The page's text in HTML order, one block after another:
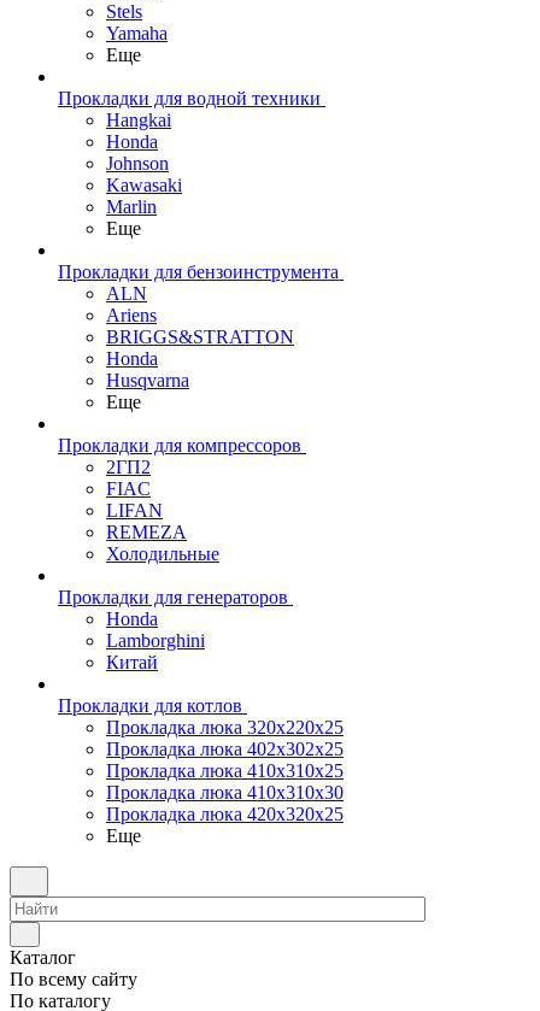
Stels
Yamaha
Еще
Прокладки для водной техники
Hangkai
Honda
Johnson
Kawasaki
Marlin
Еще
Прокладки для бензоинструмента
ALN
Ariens
BRIGGS&STRATTON
Honda
Husqvarna
Еще
Прокладки для компрессоров
2ГП2
FIAC
LIFAN
REMEZA
Холодильные
Прокладки для генераторов
Honda
Lamborghini
Китай
Прокладки для котлов
Прокладка люка 320x220x25
Прокладка люка 402x302x25
Прокладка люка 410x310x25
Прокладка люка 410х310х30
Прокладка люка 420x320x25
Еще
Каталог
По всему сайту
По каталогу